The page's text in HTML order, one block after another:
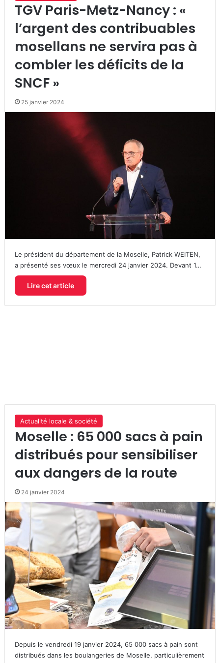
TGV Paris-Metz-Nancy : «
l’argent des contribuables
mosellans ne servira pas à
combler les déficits de la
SNCF »
25 janvier 2024
Le président du département de la Moselle, Patrick WEITEN,
a présenté ses vœux le mercredi 24 janvier 2024. Devant 1…
Lire cet article
Actualité locale & société
Moselle : 65 000 sacs à pain
distribués pour sensibiliser
aux dangers de la route
24 janvier 2024
Depuis le vendredi 19 janvier 2024, 65 000 sacs à pain sont
distribués dans les boulangeries de Moselle, particulièrement